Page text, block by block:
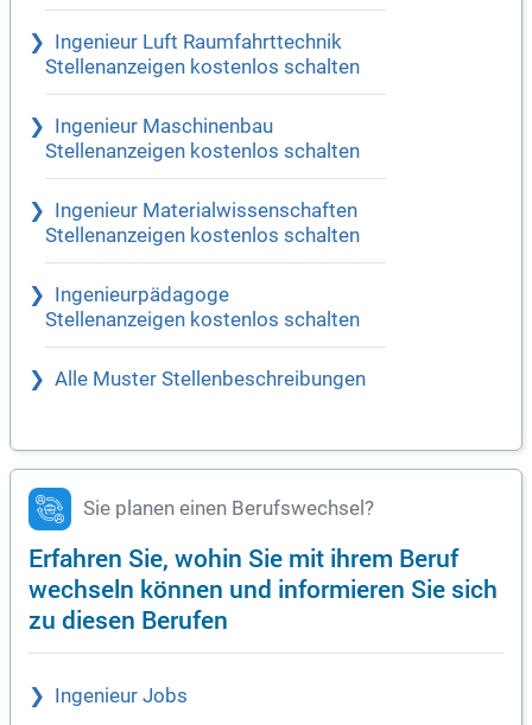
Ingenieur Luft Raumfahrttechnik
Stellenanzeigen kostenlos schalten
Ingenieur Maschinenbau
Stellenanzeigen kostenlos schalten
Ingenieur Materialwissenschaften
Stellenanzeigen kostenlos schalten
Ingenieurpädagoge
Stellenanzeigen kostenlos schalten
Alle Muster Stellenbeschreibungen
Sie planen einen Berufswechsel?
Erfahren Sie, wohin Sie mit ihrem Beruf
wechseln können und informieren Sie sich
zu diesen Berufen
Ingenieur Jobs